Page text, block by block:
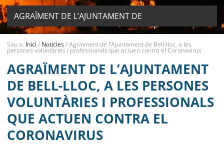
AGRAÏMENT DE L’AJUNTAMENT DE
BELL-LLOC, A LES PERSONES
VOLUNTÀRIES I PROFESSIONALS QUE
ACTUEN CONTRA EL CORONAVIRUS
MENU
AJUNTAMENT
MUNICIPI
SEU ELECTRÒNICA
Sou a: Inici / Noticies/Agraïment de l’Ajuntament de Bell-lloc, a les
persones voluntàries i professionals que actuen contra el Coronavirus
AGRAÏMENT DE L’AJUNTAMENT
DE BELL-LLOC, A LES PERSONES
VOLUNTÀRIES I PROFESSIONALS
QUE ACTUEN CONTRA EL
CORONAVIRUS